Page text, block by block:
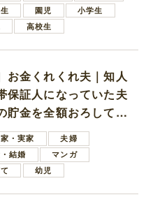
園児
小学生
高校生
お金くれくれ夫｜知人
保証人になっていた夫
貯金を全額おろしてほ
言ってきた
・実家
夫婦
結婚
マンガ
幼児